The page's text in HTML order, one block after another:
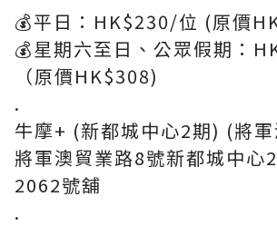
💰平日：HK$230/位 (原價
💰星期六至日、公眾假期：
（原價HK$308)
.
牛摩+ (新都城中心2期) (將軍
將軍澳貿業路8號新都城中心
2062號舖
.